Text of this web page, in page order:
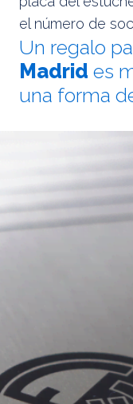
el número de
Un regalo
Madrid es
una forma